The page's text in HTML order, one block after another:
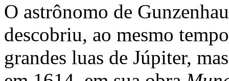
O astrônomo de
descobriu, ao mesmo
grandes luas de Júpiter,